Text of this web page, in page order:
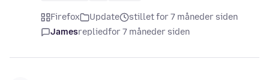
Firefox Update
stillet for 7 måneder siden
Jamesrepliedfor 7 måneder siden